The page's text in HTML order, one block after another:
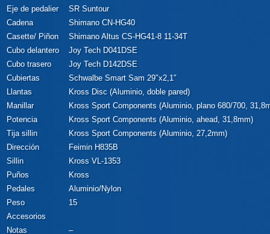
Eje de pedalier
SR Suntour
Cadena
Shimano CN-HG40
Casette/ Piñon
Shimano Altus CS-HG41-8 11-34T
Cubo delantero
Joy Tech D041DSE
Cubo trasero
Joy Tech D142DSE
Cubiertas
Schwalbe Smart Sam 29″x2,1″
Llantas
Kross Disc (Aluminio, doble pared)
Manillar
Kross Sport Components (Aluminio, plano 680/700,
Potencia
Kross Sport Components (Aluminio, ahead, 31,8mm)
Tija sillin
Kross Sport Components (Aluminio, 27,2mm)
Dirección
Feimin H835B
Sillin
Kross VL-1353
Puños
Kross
Pedales
Aluminio/Nylon
Peso
15
Accesorios
Notas
–